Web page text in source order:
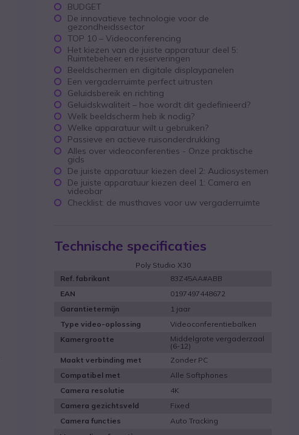
BUDGET
De innovatieve technologie voor de
gezondheidssector
TOP 10 – Videoconferencing
Het kiezen van de juiste apparatuur deel 5:
Ruimtebeheer en reserveringen
Beeldschermen en digitale displaypanelen
Een vergaderruimte perfect uitrusten
Geluidsbereik en richting
Geluidskwaliteit – hoe wordt dit gedefinieerd?
Welk beeldscherm heb ik nodig?
Welke apparatuur wilt u gebruiken?
Passieve en actieve ruisonderdrukking
Alles over videoconferenties - Onze praktische
gids
De juiste apparatuur kiezen deel 2: Audiosystemen
De juiste apparatuur kiezen deel 1: Camera en
videobar
Checklist: de musthaves voor uw vergaderruimte
Technische specificaties
Poly Studio X30
Ref. fabrikant
83Z45AA#ABB
EAN
0197497448672
Garantietermijn
1 jaar
Type video-oplossing
Videoconferentiebalken
Kamergrootte
Middelgrote vergaderzaal
(6-12)
Maakt verbinding met
Zonder PC
Compatibel met
Alle Softphones
Camera resolutie
4K
Camera gezichtsveld
Fixed
Camera functies
Auto Tracking